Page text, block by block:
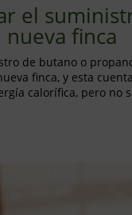
el
finca
de butano o
finca, y esta
calorífica, pero no